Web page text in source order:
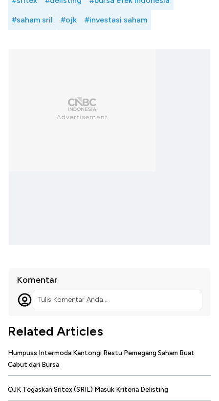
#saham sril #ojk #investasi saham
Komentar
Tulis Komentar Anda...
Related Articles
Humpuss Intermoda Kantongi Restu Pemegang Saham Buat
Cabut dari Bursa
OJK Tegaskan Sritex (SRIL) Masuk Kriteria Delisting